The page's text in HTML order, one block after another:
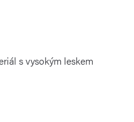
s vysokým leskem